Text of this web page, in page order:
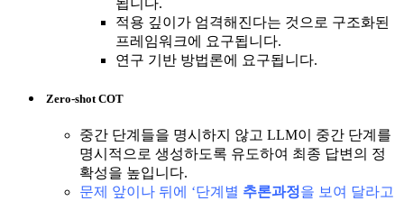
적용 깊이가 엄격해진다는 것으로 구조화된
프레임워크에 요구됩니다.
연구 기반 방법론에 요구됩니다.
Zero-shot COT
중간 단계들을 명시하지 않고 LLM이 중간 단계를
명시적으로 생성하도록 유도하여 최종 답변의 정
확성을 높입니다.
문제 앞이나 뒤에 ‘단계별 추론과정을 보여 달라고